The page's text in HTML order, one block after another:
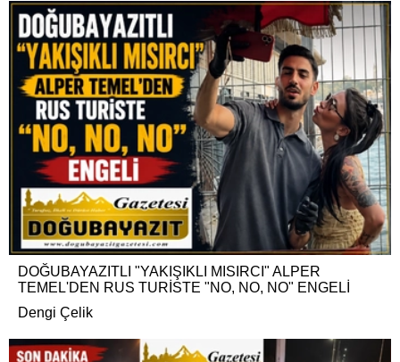
DOĞUBAYAZITLI "YAKIŞIKLI MISIRCI" ALPER
TEMEL'DEN RUS TURİSTE "NO, NO, NO" ENGELİ
Dengi Çelik